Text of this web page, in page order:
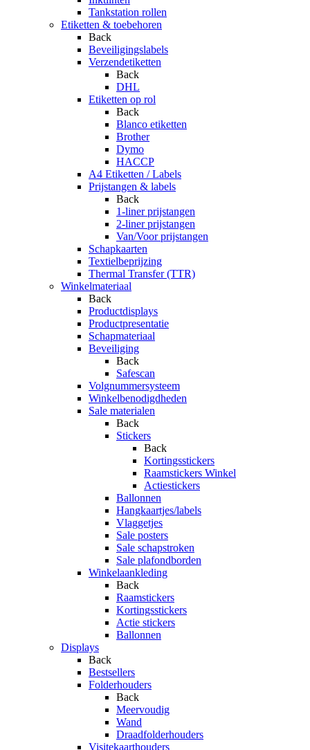
Tankstation rollen
Etiketten & toebehoren
Back
Beveiligingslabels
Verzendetiketten
Back
DHL
Etiketten op rol
Back
Blanco etiketten
Brother
Dymo
HACCP
A4 Etiketten / Labels
Prijstangen & labels
Back
1-liner prijstangen
2-liner prijstangen
Van/Voor prijstangen
Schapkaarten
Textielbeprijzing
Thermal Transfer (TTR)
Winkelmateriaal
Back
Productdisplays
Productpresentatie
Schapmateriaal
Beveiliging
Back
Safescan
Volgnummersysteem
Winkelbenodigdheden
Sale materialen
Back
Stickers
Back
Kortingsstickers
Raamstickers Winkel
Actiestickers
Ballonnen
Hangkaartjes/labels
Vlaggetjes
Sale posters
Sale schapstroken
Sale plafondborden
Winkelaankleding
Back
Raamstickers
Kortingsstickers
Actie stickers
Ballonnen
Displays
Back
Bestsellers
Folderhouders
Back
Meervoudig
Wand
Draadfolderhouders
Visitekaarthouders